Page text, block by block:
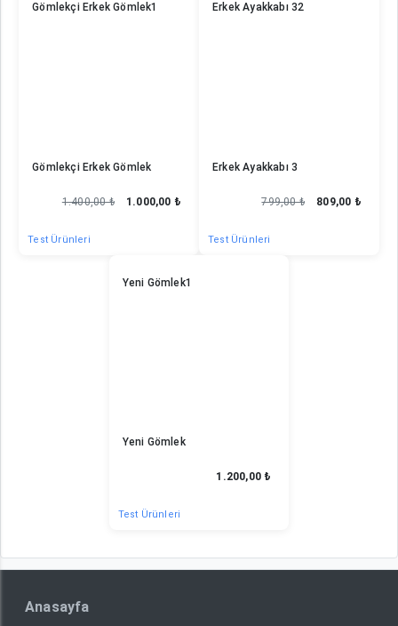
Gömlekçi Erkek Gömlek1
Gömlekçi Erkek Gömlek
1.400,00 ₺ 1.000,00 ₺
Test Ürünleri
Erkek Ayakkabı 32
Erkek Ayakkabı 3
799,00 ₺ 809,00 ₺
Test Ürünleri
Yeni Gömlek1
Yeni Gömlek
1.200,00 ₺
Test Ürünleri
Anasayfa